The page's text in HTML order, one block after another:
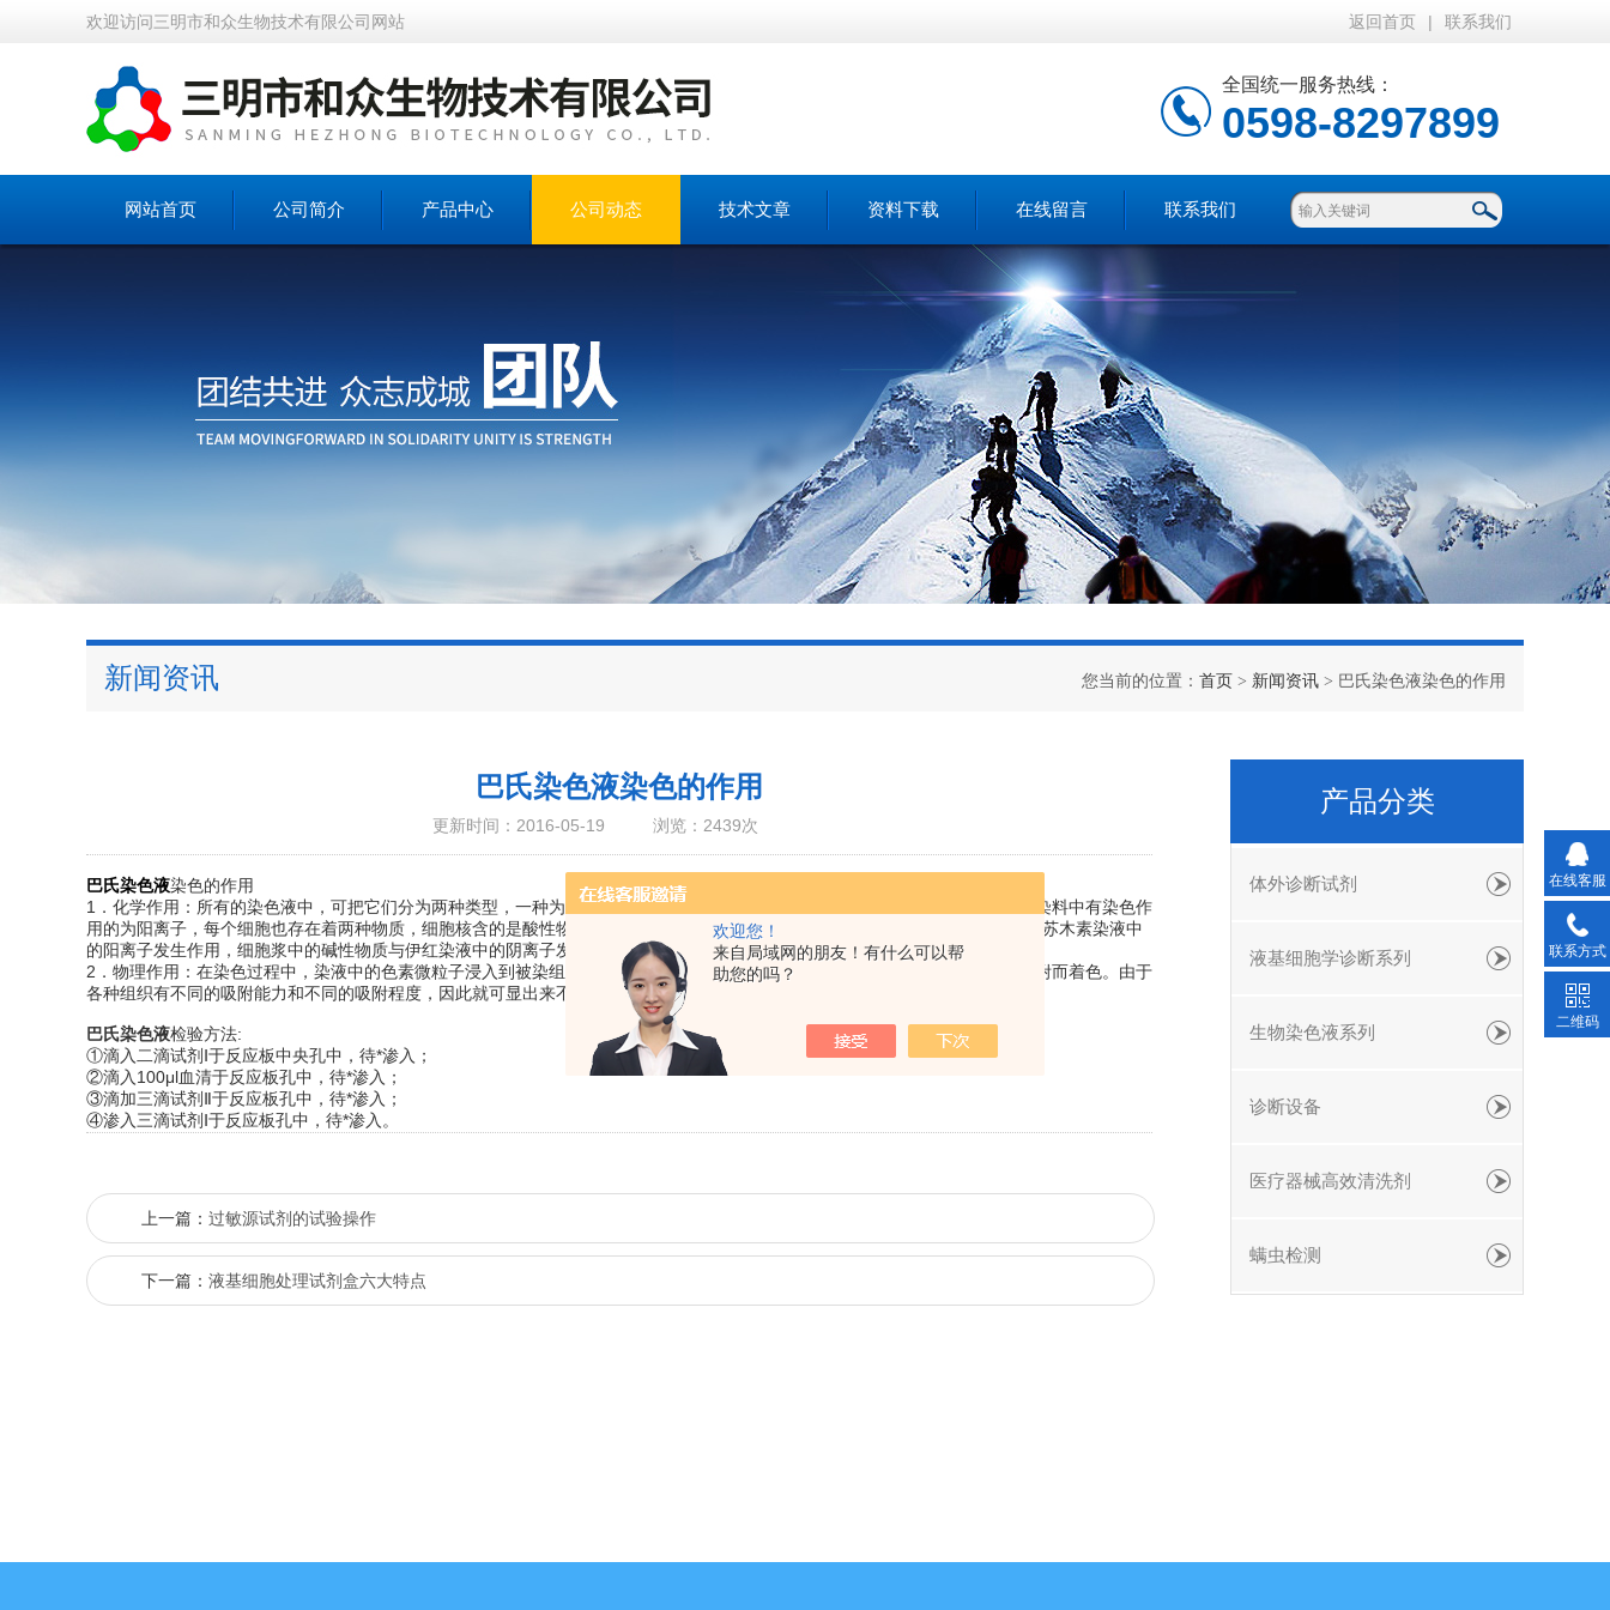
欢迎您！
来自局域网的朋友！有什么可以帮
助您的吗？
欢迎访问三明市和众生物技术有限公司网站 返回首页 | 联系我们
全国统一服务热线：
0598-8297899
网站首页 公司简介 产品中心 公司动态 技术文章 资料下载 在线留言 联系我们
新闻资讯 您当前的位置： 首页 > 新闻资讯 > 巴氏染色液染色的作用
巴氏染色液染色的作用
更新时间：2016-05-19 浏览：2439次
巴氏染色液染色的作用
1．化学作用：所有的染色液中，可把它们分为两种类型，一种为酸性，另一种为碱性。酸性染料中有染色作用的为阴离子；碱性染料中有染色作
用的为阳离子，每个细胞也存在着两种物质，细胞核含的是酸性物质，细胞浆含的是碱性物质。在染色时，细胞核中的酸性物质与苏木素染液中
的阳离子发生作用，细胞浆中的碱性物质与伊红染液中的阴离子发生作用，由于反应的部位不同，结果着色有异。
2．物理作用：在染色过程中，染液中的色素微粒子浸入到被染组织的粒子间隙内，此时，因受分子的引力作用，色素微粒子被吸附而着色。由于
各种组织有不同的吸附能力和不同的吸附程度，因此就可显出来不同的颜色来。
巴氏染色液检验方法:
①滴入二滴试剂Ⅰ于反应板中央孔中，待*渗入；
②滴入100μl血清于反应板孔中，待*渗入；
③滴加三滴试剂Ⅱ于反应板孔中，待*渗入；
④渗入三滴试剂Ⅰ于反应板孔中，待*渗入。
上一篇： 过敏源试剂的试验操作
下一篇： 液基细胞处理试剂盒六大特点
产品分类
体外诊断试剂
液基细胞学诊断系列
生物染色液系列
诊断设备
医疗器械高效清洗剂
螨虫检测
在线客服
联系方式
二维码